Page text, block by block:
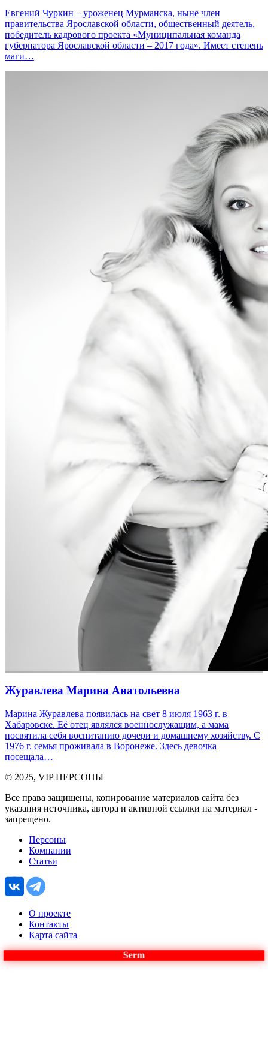
Евгений Чуркин – уроженец Мурманска, ныне член
правительства Ярославской области, общественный деятель,
победитель кадрового проекта «Муниципальная команда
губернатора Ярославской области – 2017 года». Имеет степень
маги…
Журавлева Марина Анатольевна
Марина Журавлева появилась на свет 8 июля 1963 г. в
Хабаровске. Её отец являлся военнослужащим, а мама
посвятила себя воспитанию дочери и домашнему хозяйству. С
1976 г. семья проживала в Воронеже. Здесь девочка
посещала…
© 2025, VIP ПЕРСОНЫ
Все права защищены, копирование материалов сайта без
указания источника, автора и активной ссылки на материал -
запрещено.
Персоны
Компании
Статьи
О проекте
Контакты
Карта сайта
Serm